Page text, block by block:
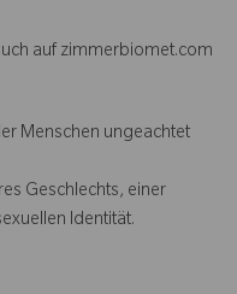
auf zimmerbiomet.com
Menschen ungeachtet
Geschlechts, einer
Identität.